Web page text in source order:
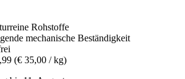
Rohstoffe
mechanische Beständigkeit
(€ 35,00 / kg)